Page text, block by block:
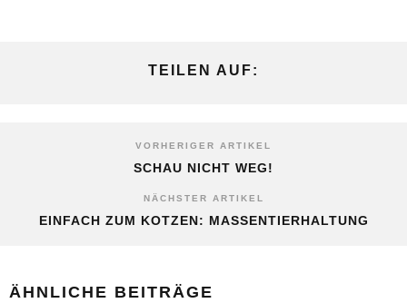
TEILEN AUF:
VORHERIGER ARTIKEL
SCHAU NICHT WEG!
NÄCHSTER ARTIKEL
EINFACH ZUM KOTZEN: MASSENTIERHALTUNG
ÄHNLICHE BEITRÄGE